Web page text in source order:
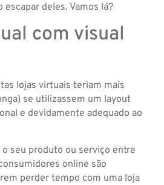
deles. Vamos lá?
com visual
lojas virtuais teriam mais
se utilizassem um layout
e devidamente adequado ao
seu produto ou serviço entre
online são
perder tempo com uma loja